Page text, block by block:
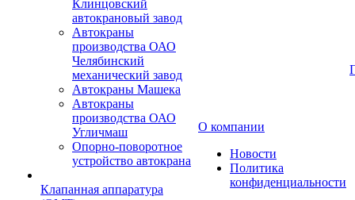
Клинцовский
автокрановый завод
Автокраны
производства ОАО
Челябинский
механический завод
Автокраны Машека
Автокраны
производства ОАО
Угличмаш
Опорно-поворотное
устройство автокрана
Клапанная аппаратура
О компании
Новости
Политика
конфиденциальности